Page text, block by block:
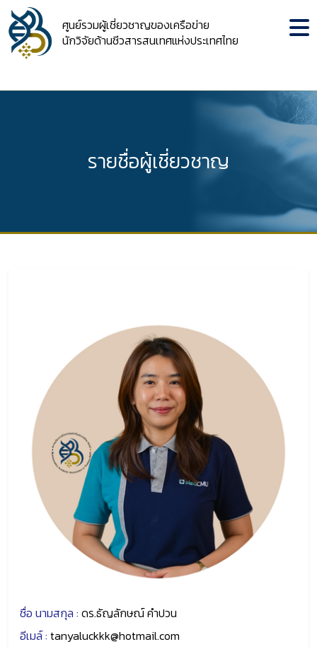
ศูนย์รวมผู้เชี่ยวชาญของเครือข่าย
นักวิจัยด้านชีวสารสนเทศแห่งประเทศไทย
รายชื่อผู้เชี่ยวชาญ
ชื่อ นามสกุล : ดร.ธัญลักษณ์ คำปวน
อีเมล์ : tanyaluckkk@hotmail.com